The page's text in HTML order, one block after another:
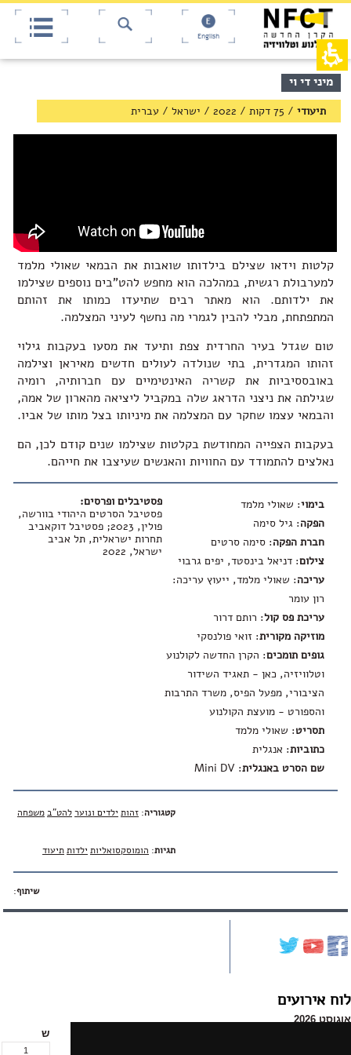
תחילתו
אינטרנט,
לחץ
אנטר
כדי
לאזור
תוכן
ראש
באפשרותך
ללחוץ
אנטר
כדי
לדלג
English
תוכן
מרכזי,
באפשרותך
ללחוץ
אנטר
מיני די וי
תיעודי / 75 דקות /
2022
/ ישראל / עברית
קלטות וידאו שצילם בילדותו שואבות את הבמאי שאולי מלמד
למערבולת רגשית, במהלכה הוא מחפש להט"בים נוספים שצילמו
את ילדותם. הוא מאתר רבים שתיעדו כמותו את זהותם
המתפתחת, מבלי להבין לגמרי מה נחשף לעיני המצלמה.
טום שגדל בעיר החרדית צפת ותיעד את מסעו בעקבות גילוי
זהותו המגדרית, בתי שנולדה לעולים חדשים מאיראן וצילמה
באובססיביות את קשריה האינטימיים עם חברותיה, רומיה
שגילתה את ניצני הדראג שלה במקביל ליציאה מהארון של אמה,
והבמאי עצמו שחקר עם המצלמה את מיניותו בצל מותו של אביו.
בעקבות הצפייה המחודשת בקלטות שצילמו שנים קודם לכן, הם
נאלצים להתמודד עם החוויות והאנשים שעיצבו את חייהם.
פסטיבלים ופרסים:
פסטיבל הסרטים היהודי בוורשה,
פולין, 2023; פסטיבל דוקאביב
תחרות ישראלית, תל אביב
ישראל, 2022
בימוי: שאולי מלמד
הפקה: גיל סימה
חברת הפקה: סימה סרטים
צילום: דניאל בינסטד, יפים גרבוי
עריכה: שאולי מלמד, ייעוץ עריכה:
רון עומר
עריכת פס קול: רותם דרור
מוזיקה מקורית: זואי פולנסקי
גופים תומכים: הקרן החדשה לקולנוע
וטלוויזיה, כאן - תאגיד השידור
הציבורי, מפעל הפיס, משרד התרבות
והספורט - מועצת הקולנוע
תסריט: שאולי מלמד
כתוביות: אנגלית
שם הסרט באנגלית:
Mini DV
קטגוריה: זהות ילדים ונוערלהט"במשפחה
תגיות: הומוסקסואליות ילדותתיעוד
שיתוף:
לוח אירועים
אוגוסט 2026
ש
1